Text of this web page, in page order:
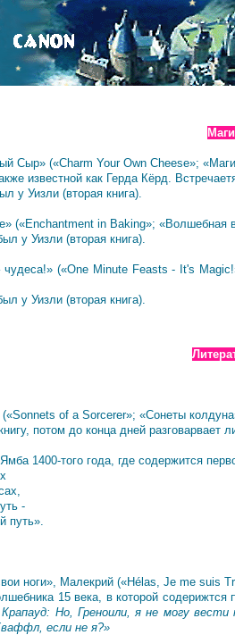
Сыр» («Charm Your Own Cheese»;
известной как Герда Кёрд.
у Уизли (вторая книга).
(«Enchantment in Baking»;
у Уизли (вторая книга).
(«One Minute Feasts - It's
у Уизли (вторая книга).
of a Sorcerer»; «Сонеты
потом до конца дней разговарвает
1400-того года, где содержится
-
путь».
ноги», Малекрий («Hélas, Je me suis
15 века, в которой содерижтся
Но, Греноили, я не могу
если не я?»